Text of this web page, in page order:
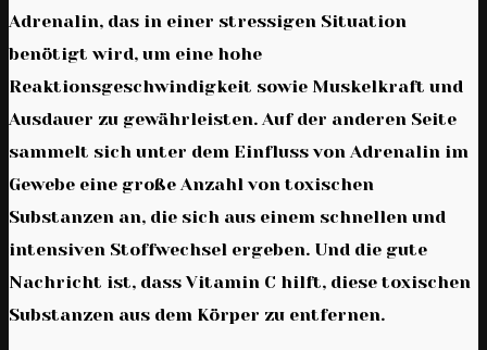
Adrenalin, das in einer stressigen Situation
benötigt wird, um eine hohe
Reaktionsgeschwindigkeit sowie Muskelkraft und
Ausdauer zu gewährleisten. Auf der anderen Seite
sammelt sich unter dem Einfluss von Adrenalin im
Gewebe eine große Anzahl von toxischen
Substanzen an, die sich aus einem schnellen und
intensiven Stoffwechsel ergeben. Und die gute
Nachricht ist, dass Vitamin C hilft, diese toxischen
Substanzen aus dem Körper zu entfernen.